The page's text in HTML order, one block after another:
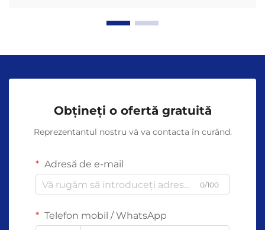
Obțineți o ofertă gratuită
Reprezentantul nostru vă va contacta în curând.
Adresă de e-mail
0/100
Telefon mobil / WhatsApp